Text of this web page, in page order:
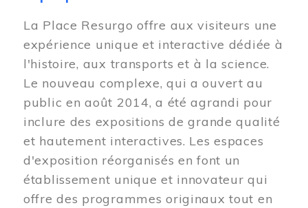
La Place Resurgo offre aux visiteurs une
expérience unique et interactive dédiée à
l'histoire, aux transports et à la science.
Le nouveau complexe, qui a ouvert au
public en août 2014, a été agrandi pour
inclure des expositions de grande qualité
et hautement interactives. Les espaces
d'exposition réorganisés en font un
établissement unique et innovateur qui
offre des programmes originaux tout en